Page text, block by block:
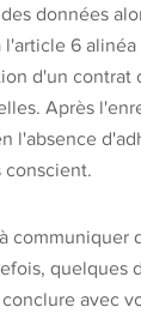
données
6 alinéa
d'un
Après
l'absence
conscient.
communiquer
quelques
avec